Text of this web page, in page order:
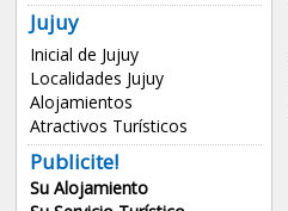
Jujuy
Inicial de Jujuy
Localidades Jujuy
Alojamientos
Atractivos Turísticos
Publicite!
Su Alojamiento